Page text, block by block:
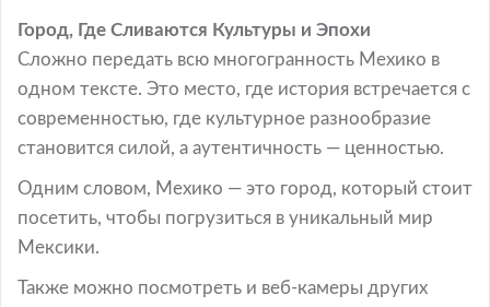
Город, Где Сливаются Культуры и Эпохи
Сложно передать всю многогранность Мехико в
одном тексте. Это место, где история встречается с
современностью, где культурное разнообразие
становится силой, а аутентичность — ценностью.
Одним словом, Мехико — это город, который стоит
посетить, чтобы погрузиться в уникальный мир
Мексики.
Также можно посмотреть и веб-камеры других